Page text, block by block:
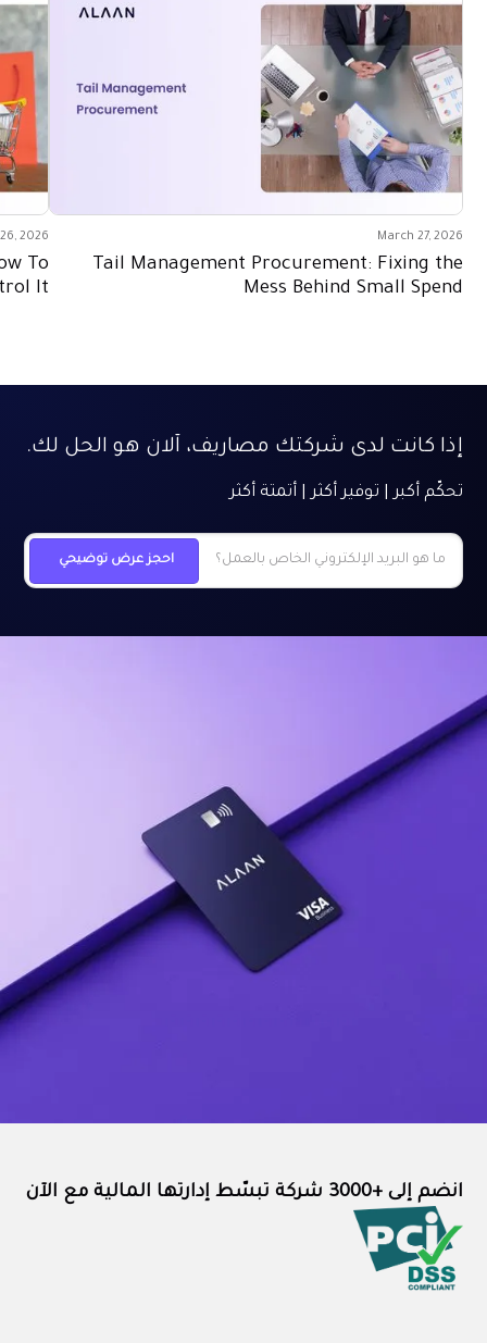
March 27, 2026
Tail Management Procurement: Fixing the
Mess Behind Small Spend
2026
To
It
إذا كانت لدى شركتك مصاريف، آلان هو الحل لك.
تحكّم أكبر | توفير أكثر | أتمتة أكثر
انضم إلى +3000 شركة تبسّط إدارتها المالية مع الآن